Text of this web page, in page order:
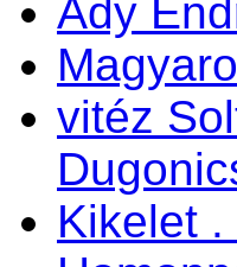
Ady
vitéz
Kikelet .